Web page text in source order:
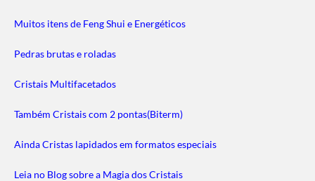
Muitos itens de Feng Shui e Energéticos
Pedras brutas e roladas
Cristais Multifacetados
Também Cristais com 2 pontas(Biterm)
Ainda Cristas lapidados em formatos especiais
Leia no Blog sobre a Magia dos Cristais